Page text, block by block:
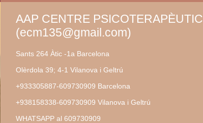
AAP CENTRE PSICOTERAPÈUTIC
(ecm135@gmail.com)
Sants 264 Àtic -1a Barcelona
Olèrdola 39; 4-1 Vilanova i Geltrú
+933305887-609730909 Barcelona
+938158338-609730909 Vilanova i Geltrú
WHATSAPP al 609730909